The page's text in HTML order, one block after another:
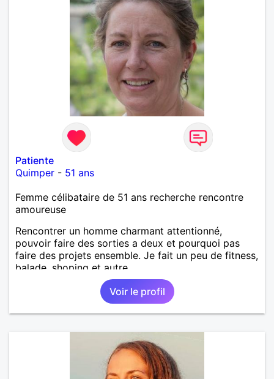
Patiente
Quimper - 51 ans
Femme célibataire de 51 ans recherche rencontre
amoureuse
Rencontrer un homme charmant attentionné,
pouvoir faire des sorties a deux et pourquoi pas
faire des projets ensemble. Je fait un peu de fitness,
balade, shoping et autre.
Voir le profil